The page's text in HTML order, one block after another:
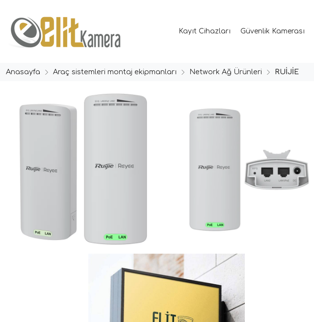
Kayıt Cihazları Güvenlik Kamerası
Anasayfa Araç sistemleri montaj ekipmanları Network Ağ Ürünleri RUİJİE